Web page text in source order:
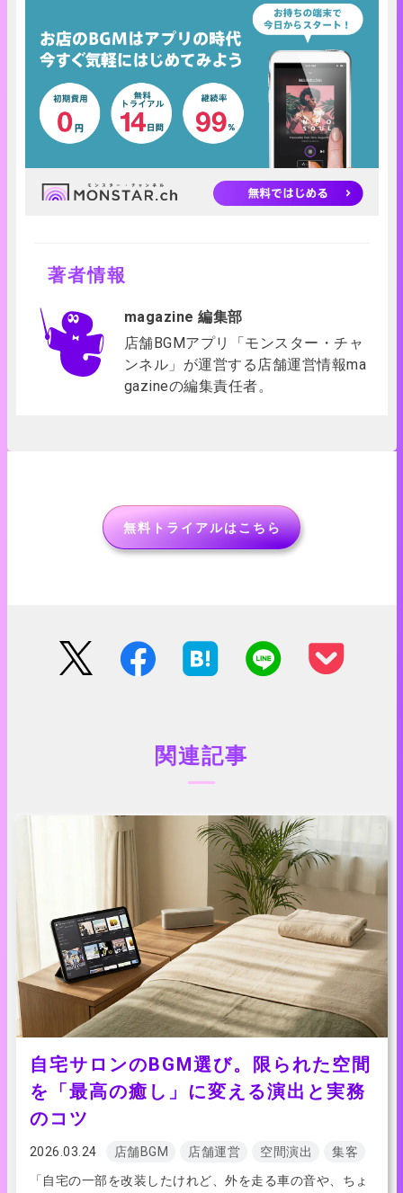
著者情報
magazine 編集部
店舗BGMアプリ「モンスター・チャ
ンネル」が運営する店舗運営情報ma
gazineの編集責任者。
無料トライアルはこちら
関連記事
自宅サロンのBGM選び。限られた空間
を「最高の癒し」に変える演出と実務
のコツ
2026.03.24 店舗BGM 店舗運営 空間演出
集客
「自宅の一部を改装したけれど、外を走る車の音や、ちょ